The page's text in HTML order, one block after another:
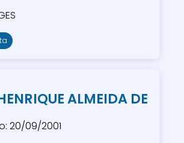
ALMEIDA DE
20/09/2001